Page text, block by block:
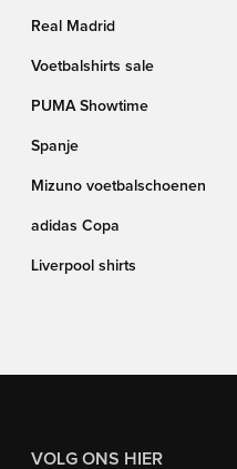
Real Madrid
Voetbalshirts sale
PUMA Showtime
Spanje
Mizuno voetbalschoenen
adidas Copa
Liverpool shirts
VOLG ONS HIER